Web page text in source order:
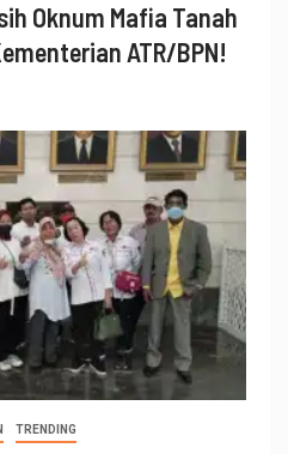
Oknum Mafia Tanah
ATR/BPN!
TRENDING